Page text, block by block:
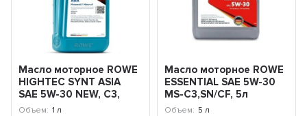
Масло моторное ROWE
HIGHTEC SYNT ASIA
SAE 5W-30 NEW, C3,
SN/CF, 1л
Объем: 1 л
Масло моторное ROWE
ESSENTIAL SAE 5W-30
MS-C3,SN/CF, 5л
Объем: 5 л